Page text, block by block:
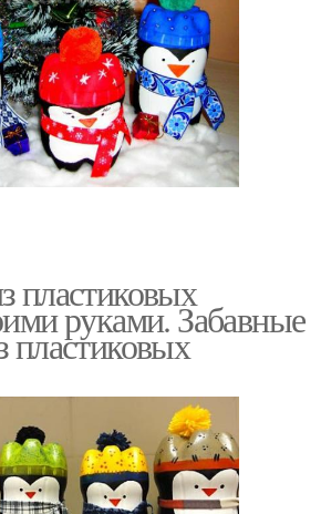
пластиковых
руками. Забавные
пластиковых